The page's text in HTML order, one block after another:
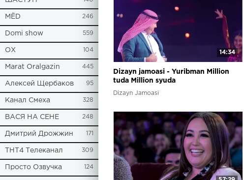
МЁD 246
Domi show 559
ОХ 104
Marat Oralgazin 445
Алексей Щербаков 95
Канал Смеха 328
ВАСЯ НА СЕНЕ 248
Дмитрий Дрожжин 171
ТНТ4 Телеканал 309
Просто Озвучка 124
14:34
Dizayn jamoasi - Yuribman Million
tuda Million syuda
Dizayn Jamoasi